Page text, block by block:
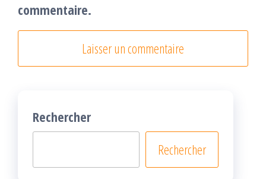
commentaire.
Rechercher
Rechercher